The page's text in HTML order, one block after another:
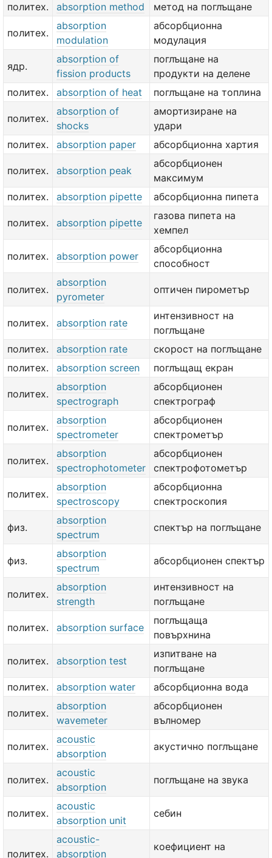
политех.
absorption method метод на поглъщане
политех.
absorption
modulation
абсорбционна
модулация
ядр.
absorption of
fission products
поглъщане на
продукти на делене
политех.
absorption of heat поглъщане на топлина
политех.
absorption of
shocks
амортизиране на
удари
политех.
absorption paper абсорбционна хартия
политех. absorption peak
абсорбционен
максимум
политех.
absorption pipette абсорбционна пипета
политех. absorption pipette
газова пипета на
хемпел
политех. absorption power
абсорбционна
способност
политех.
absorption
pyrometer
оптичен пирометър
политех. absorption rate
интензивност на
поглъщане
политех.
absorption rate
скорост на поглъщане
политех.
absorption screen поглъщащ екран
политех.
absorption
spectrograph
абсорбционен
спектрограф
политех.
absorption
spectrometer
абсорбционен
спектрометър
политех.
absorption
spectrophotometer
абсорбционен
спектрофотометър
политех.
absorption
spectroscopy
абсорбционна
спектроскопия
физ.
absorption
spectrum
спектър на поглъщане
физ.
absorption
spectrum
абсорбционен спектър
политех.
absorption
strength
интензивност на
поглъщане
политех. absorption surface
поглъщаща
повърхнина
политех. absorption test
изпитване на
поглъщане
политех.
absorption water абсорбционна вода
политех.
absorption
wavemeter
абсорбционен
вълномер
политех.
acoustic
absorption
акустично поглъщане
политех.
acoustic
absorption
поглъщане на звука
политех.
acoustic
absorption unit
себин
политех.
acoustic-
absorption
коефициент на